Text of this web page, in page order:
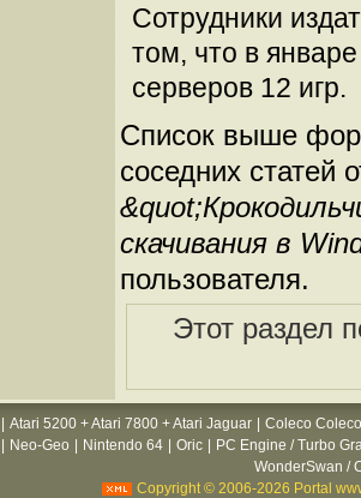
Сотрудники
том, что в
серверов 12 игр.
Список выше
соседних статей
скачивания в
пользователя.
Этот раздел
Atari 5200 + Atari 7800 + Atari Jaguar
Coleco
Neo-Geo Nintendo 64 Oric
PC Engine / Turbo
WonderSwan /
Copyright © 2006-2026 Portal